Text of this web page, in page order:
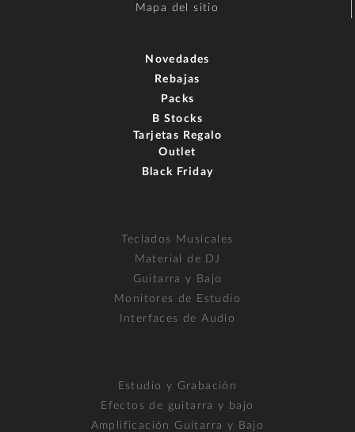
Mapa del sitio
Novedades
Rebajas
Packs
B Stocks
Tarjetas Regalo
Outlet
Black Friday
Teclados Musicales
Material de DJ
Guitarra y Bajo
Monitores de Estudio
Interfaces de Audio
Estudio y Grabación
Efectos de guitarra y bajo
Amplificación Guitarra y Bajo